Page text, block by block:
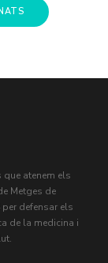
que atenem els
Metges de
defensar els
de la medicina i